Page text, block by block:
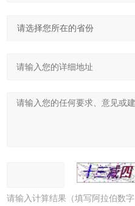
请输入计算结果（填写阿拉伯数